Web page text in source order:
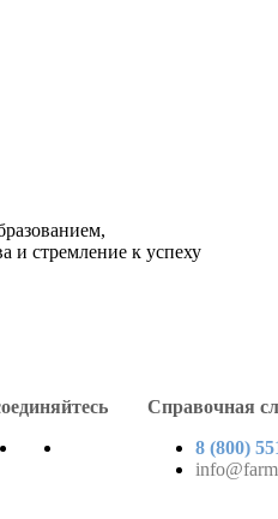
и стремление к успеху
Справочная
8 (800)